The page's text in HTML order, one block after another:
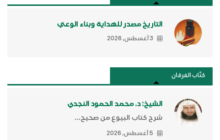
التاريخ مصدر للهداية وبناء الوعي
3 أغسطس, 2026
كتَّاب الفرقان
الشيخ: د. محمد الحمود النجدي
شرح كتاب البيوع من صحيح...
5 أغسطس, 2026